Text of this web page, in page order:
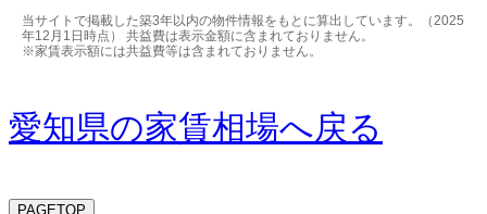
当サイトで掲載した築3年以内の物件情報をもとに算出しています。（2025
年12月1日時点） 共益費は表示金額に含まれておりません。
※家賃表示額には共益費等は含まれておりません。
愛知県の家賃相場へ戻る
PAGETOP